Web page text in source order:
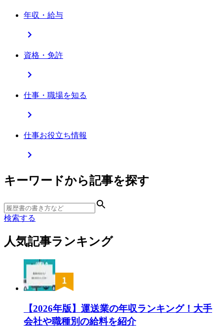
年収・給与
資格・免許
仕事・職場を知る
仕事お役立ち情報
キーワードから記事を探す
検索する
人気記事ランキング
【2026年版】運送業の年収ランキング！大手
会社や職種別の給料を紹介